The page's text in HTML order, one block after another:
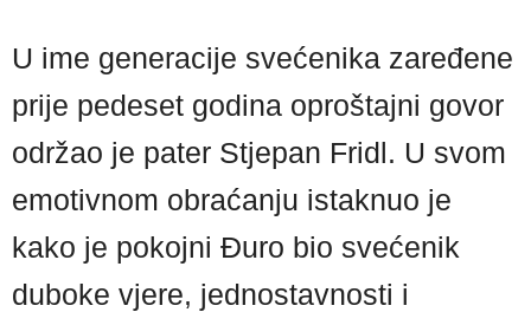
U ime generacije svećenika zaređene
prije pedeset godina oproštajni govor
održao je pater Stjepan Fridl. U svom
emotivnom obraćanju istaknuo je
kako je pokojni Đuro bio svećenik
duboke vjere, jednostavnosti i